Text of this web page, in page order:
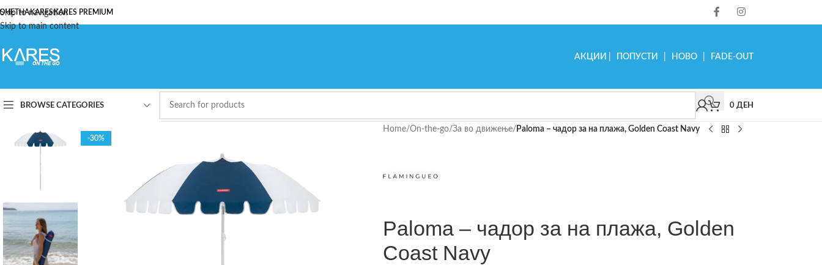
Skip to navigation
Skip to main content
KARESKARES PREMIUM
АКЦИИ ПОПУСТИ НОВО FADE-OUT
BROWSE CATEGORIES 0 ДЕН
-30%
Home/On-the-go/За во движење/ Paloma – чадор за на плажа, Golden Coast Navy
Paloma – чадор за на плажа, Golden
Coast Navy